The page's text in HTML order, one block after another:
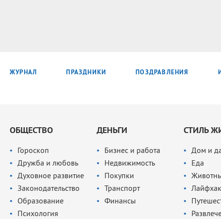
ЖУРНАЛ ПРАЗДНИКИ ПОЗДРАВЛЕНИЯ
ОБЩЕСТВО
Гороскоп
Дружба и любовь
Духовное развитие
Законодательство
Образование
Психология
ДЕНЬГИ
Бизнес и работа
Недвижимость
Покупки
Транспорт
Финансы
СТИЛЬ
Дом и
Еда